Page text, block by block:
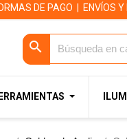
DE PAGO ENVÍOS
search